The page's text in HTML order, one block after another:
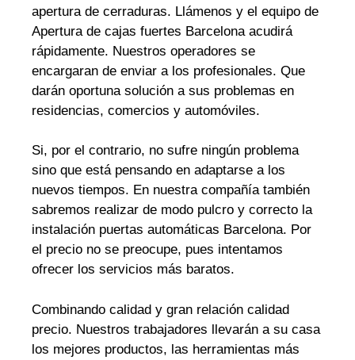
apertura de cerraduras. Llámenos y el equipo de
Apertura de cajas fuertes Barcelona acudirá
rápidamente. Nuestros operadores se
encargaran de enviar a los profesionales. Que
darán oportuna solución a sus problemas en
residencias, comercios y automóviles.
Si, por el contrario, no sufre ningún problema
sino que está pensando en adaptarse a los
nuevos tiempos. En nuestra compañía también
sabremos realizar de modo pulcro y correcto la
instalación puertas automáticas Barcelona. Por
el precio no se preocupe, pues intentamos
ofrecer los servicios más baratos.
Combinando calidad y gran relación calidad
precio. Nuestros trabajadores llevarán a su casa
los mejores productos, las herramientas más